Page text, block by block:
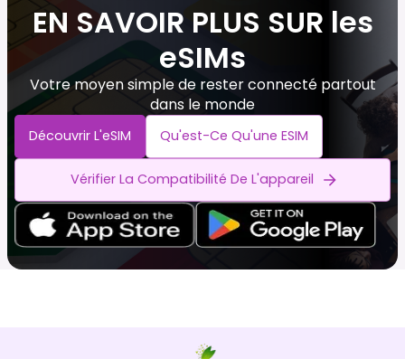
EN SAVOIR PLUS SUR les
eSIMs
Votre moyen simple de rester connecté partout
dans le monde
Découvrir L'eSIM Qu'est-Ce Qu'une ESIM
Vérifier La Compatibilité De L'appareil